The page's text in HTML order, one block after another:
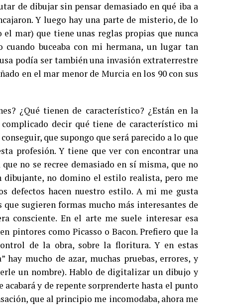
de dibujar sin pensar demasiado en qué iba a
Y luego hay una parte de misterio, de lo
mar) que tiene unas reglas propias que nunca
buceaba con mi hermana, un lugar tan
podía ser también una invasión extraterrestre
en el mar menor de Murcia en los 90 con sus
¿Qué tienen de característico? ¿Están en la
decir qué tiene de característico mi
que supongo que será parecido a lo que
profesión. Y tiene que ver con encontrar una
no se recree demasiado en sí misma, que no
dibujante, no domino el estilo realista, pero me
defectos hacen nuestro estilo. A mi me gusta
sugieren formas mucho más interesantes de
consciente. En el arte me suele interesar esa
pintores como Picasso o Bacon. Prefiero que la
de la obra, sobre la floritura. Y en estas
hay mucho de azar, muchas pruebas, errores, y
un nombre). Hablo de digitalizar un dibujo y
y de repente sorprenderte hasta el punto
que al principio me incomodaba, ahora me